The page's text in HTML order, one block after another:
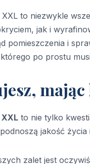
to niezwykle
jak i
pomieszczenia i
po prostu
to nie tylko
jakość
zalet jest